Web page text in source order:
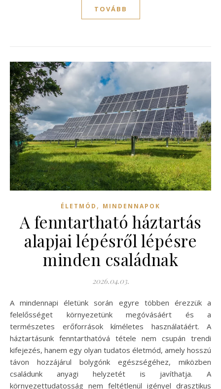
TOVÁBB
ÉLETMÓD , MINDENNAPOK
A fenntartható háztartás
alapjai lépésről lépésre
minden családnak
2026.04.03.
A mindennapi életünk során egyre többen érezzük a
felelősséget környezetünk megóvásáért és a
természetes erőforrások kíméletes használatáért. A
háztartásunk fenntarthatóvá tétele nem csupán trendi
kifejezés, hanem egy olyan tudatos életmód, amely hosszú
távon hozzájárul bolygónk egészségéhez, miközben
családunk anyagi helyzetét is javíthatja. A
környezettudatosság nem feltétlenül igényel drasztikus